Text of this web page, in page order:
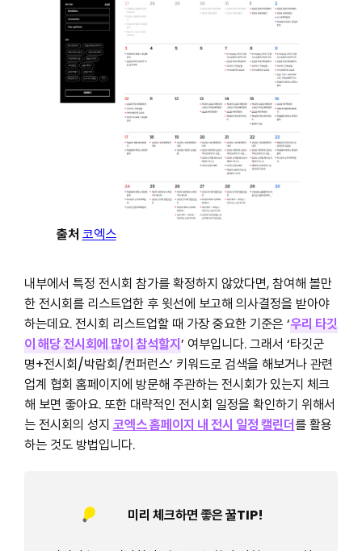
출처 코엑스
내부에서 특정 전시회 참가를 확정하지 않았다면, 참여해 볼만
한 전시회를 리스트업한 후 윗선에 보고해 의사결정을 받아야
하는데요. 전시회 리스트업할 때 가장 중요한 기준은 ‘우리 타깃
이 해당 전시회에 많이 참석할지’ 여부입니다. 그래서 ‘타깃군
명+전시회/박람회/컨퍼런스’ 키워드로 검색을 해보거나 관련
업계 협회 홈페이지에 방문해 주관하는 전시회가 있는지 체크
해 보면 좋아요. 또한 대략적인 전시회 일정을 확인하기 위해서
는 전시회의 성지 코엑스 홈페이지 내 전시 일정 캘린더를 활용
하는 것도 방법입니다.
미리 체크하면 좋은 꿀TIP!